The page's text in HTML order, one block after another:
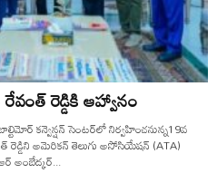
రెడ్డికి ఆహ్వానం
కన్వెన్షన్ సెంటర్‌లో నిర్వహించనున్న19వ
అమెరికన్ తెలుగు అసోసియేషన్ (ATA)
అంబేద్కర్...